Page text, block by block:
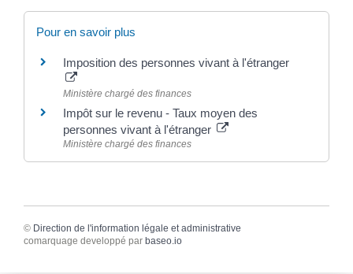
Pour en savoir plus
Imposition des personnes vivant à l'étranger
Ministère chargé des finances
Impôt sur le revenu - Taux moyen des
personnes vivant à l'étranger
Ministère chargé des finances
© Direction de l'information légale et administrative
comarquage developpé par baseo.io